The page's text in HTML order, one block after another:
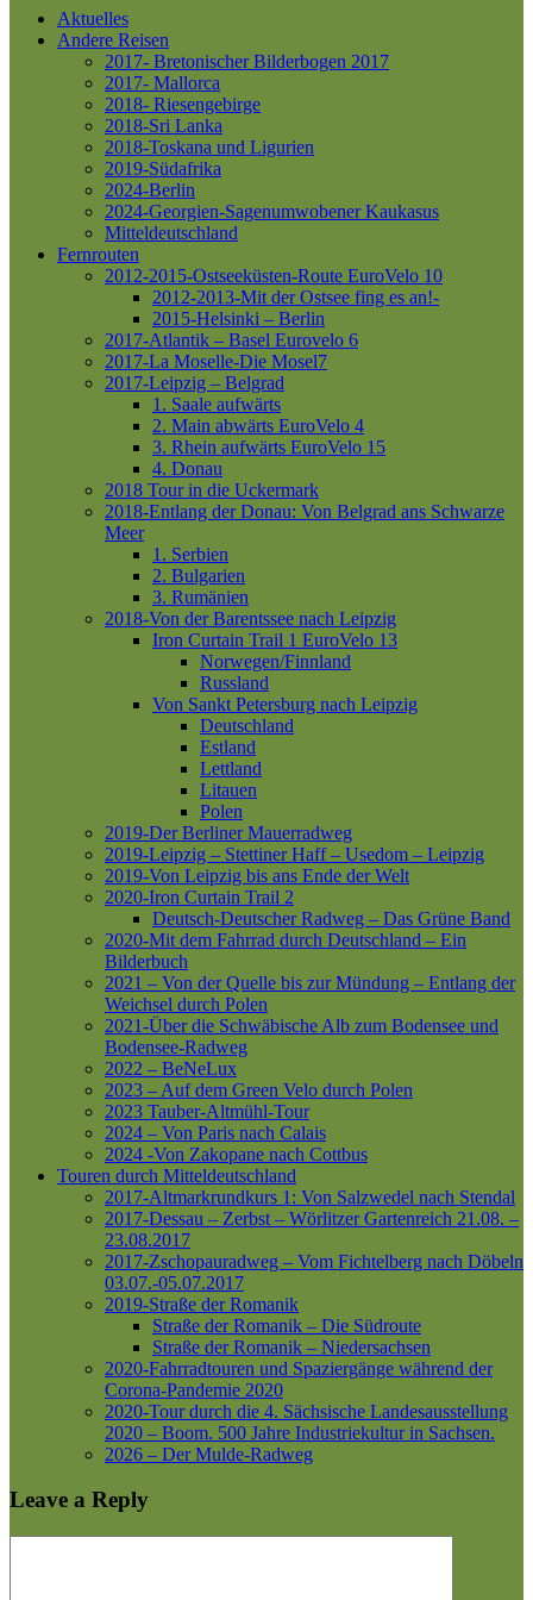
Aktuelles
Andere Reisen
2017- Bretonischer Bilderbogen 2017
2017- Mallorca
2018- Riesengebirge
2018-Sri Lanka
2018-Toskana und Ligurien
2019-Südafrika
2024-Berlin
2024-Georgien-Sagenumwobener Kaukasus
Mitteldeutschland
Fernrouten
2012-2015-Ostseeküsten-Route EuroVelo 10
2012-2013-Mit der Ostsee fing es an!-
2015-Helsinki – Berlin
2017-Atlantik – Basel Eurovelo 6
2017-La Moselle-Die Mosel7
2017-Leipzig – Belgrad
1. Saale aufwärts
2. Main abwärts EuroVelo 4
3. Rhein aufwärts EuroVelo 15
4. Donau
2018 Tour in die Uckermark
2018-Entlang der Donau: Von Belgrad ans Schwarze
Meer
1. Serbien
2. Bulgarien
3. Rumänien
2018-Von der Barentssee nach Leipzig
Iron Curtain Trail 1 EuroVelo 13
Norwegen/Finnland
Russland
Von Sankt Petersburg nach Leipzig
Deutschland
Estland
Lettland
Litauen
Polen
2019-Der Berliner Mauerradweg
2019-Leipzig – Stettiner Haff – Usedom – Leipzig
2019-Von Leipzig bis ans Ende der Welt
2020-Iron Curtain Trail 2
Deutsch-Deutscher Radweg – Das Grüne Band
2020-Mit dem Fahrrad durch Deutschland – Ein
Bilderbuch
2021 – Von der Quelle bis zur Mündung – Entlang der
Weichsel durch Polen
2021-Über die Schwäbische Alb zum Bodensee und
Bodensee-Radweg
2022 – BeNeLux
2023 – Auf dem Green Velo durch Polen
2023 Tauber-Altmühl-Tour
2024 – Von Paris nach Calais
2024 -Von Zakopane nach Cottbus
Touren durch Mitteldeutschland
2017-Altmarkrundkurs 1: Von Salzwedel nach Stendal
2017-Dessau – Zerbst – Wörlitzer Gartenreich 21.08. –
23.08.2017
2017-Zschopauradweg – Vom Fichtelberg nach Döbeln
03.07.-05.07.2017
2019-Straße der Romanik
Straße der Romanik – Die Südroute
Straße der Romanik – Niedersachsen
2020-Fahrradtouren und Spaziergänge während der
Corona-Pandemie 2020
2020-Tour durch die 4. Sächsische Landesausstellung
2020 – Boom. 500 Jahre Industriekultur in Sachsen.
2026 – Der Mulde-Radweg
Leave a Reply